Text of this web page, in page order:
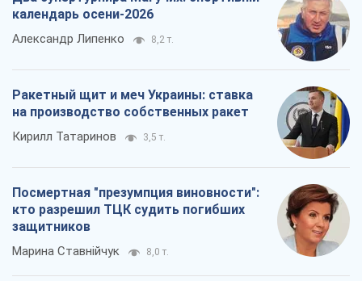
календарь осени-2026
Александр Липенко 8,2 т.
Ракетный щит и меч Украины: ставка
на производство собственных ракет
Кирилл Татаринов 3,5 т.
Посмертная "презумпция виновности":
кто разрешил ТЦК судить погибших
защитников
Марина Ставнійчук 8,0 т.